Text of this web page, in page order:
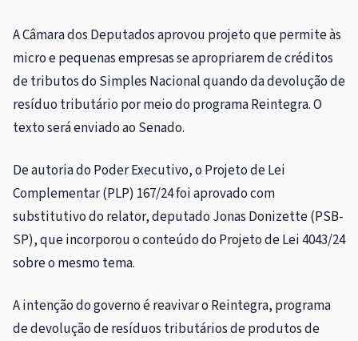
A Câmara dos Deputados aprovou projeto que permite às
micro e pequenas empresasse apropriarem de créditos
de tributos do Simples Nacional quando da devolução de
resíduo tributário por meio do programa Reintegra. O
texto será enviado ao Senado.
De autoria do Poder Executivo, o Projeto de Lei
Complementar (PLP) 167/24 foi aprovado com
substitutivodo relator, deputado Jonas Donizette (PSB-
SP), que incorporou o conteúdo do Projeto de Lei 4043/24
sobre o mesmo tema.
A intenção do governo é reavivar o Reintegra, programa
de devolução de resíduos tributários de produtos de